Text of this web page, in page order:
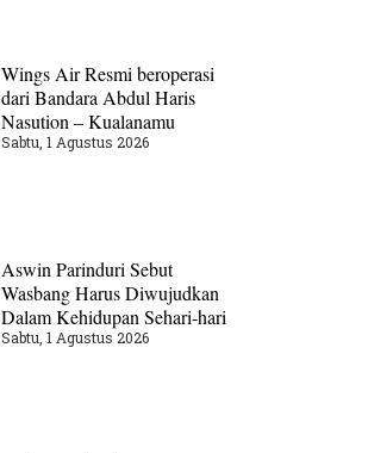
Wings Air Resmi beroperasi
dari Bandara Abdul Haris
Nasution – Kualanamu
Sabtu, 1 Agustus 2026
Aswin Parinduri Sebut
Wasbang Harus Diwujudkan
Dalam Kehidupan Sehari-hari
Sabtu, 1 Agustus 2026